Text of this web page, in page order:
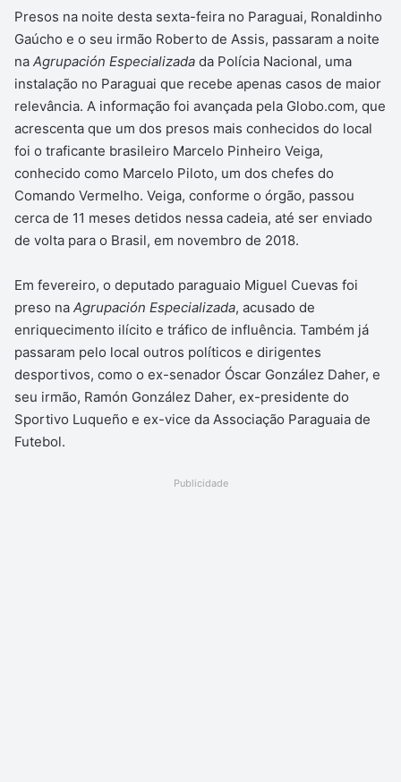
Presos na noite desta sexta-feira no Paraguai, Ronaldinho
Gaúcho e o seu irmão Roberto de Assis, passaram a noite
na Agrupación Especializada da Polícia Nacional, uma
instalação no Paraguai que recebe apenas casos de maior
relevância. A informação foi avançada pela Globo.com, que
acrescenta que um dos presos mais conhecidos do local
foi o traficante brasileiro Marcelo Pinheiro Veiga,
conhecido como Marcelo Piloto, um dos chefes do
Comando Vermelho. Veiga, conforme o órgão, passou
cerca de 11 meses detidos nessa cadeia, até ser enviado
de volta para o Brasil, em novembro de 2018.
Em fevereiro, o deputado paraguaio Miguel Cuevas foi
preso na Agrupación Especializada, acusado de
enriquecimento ilícito e tráfico de influência. Também já
passaram pelo local outros políticos e dirigentes
desportivos, como o ex-senador Óscar González Daher, e
seu irmão, Ramón González Daher, ex-presidente do
Sportivo Luqueño e ex-vice da Associação Paraguaia de
Futebol.
Publicidade